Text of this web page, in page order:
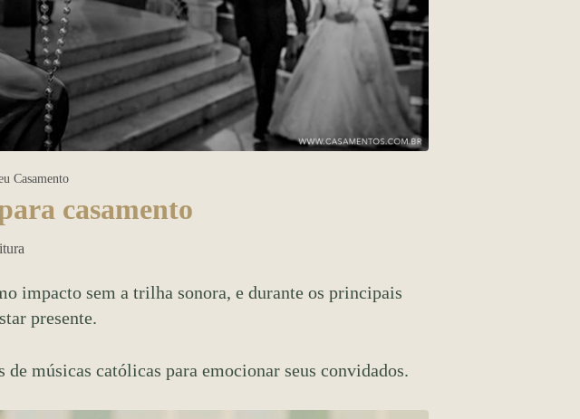
Casamento
casamento
impacto sem a trilha sonora, e durante os principais
presente.
de músicas católicas para emocionar seus convidados.